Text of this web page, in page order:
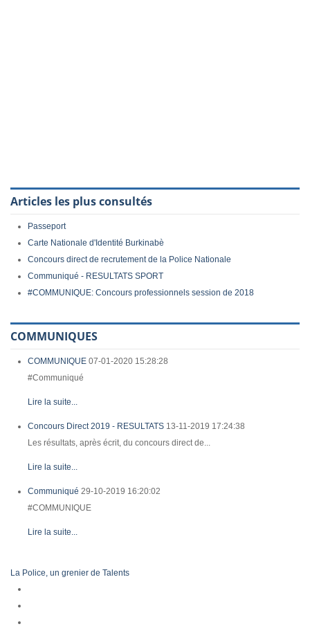
Articles les plus consultés
Passeport
Carte Nationale d'Identité Burkinabè
Concours direct de recrutement de la Police Nationale
Communiqué - RESULTATS SPORT
#COMMUNIQUE: Concours professionnels session de 2018
COMMUNIQUES
COMMUNIQUE 07-01-2020 15:28:28
#Communiqué
Lire la suite...
Concours Direct 2019 - RESULTATS 13-11-2019 17:24:38
Les résultats, après écrit, du concours direct de...
Lire la suite...
Communiqué 29-10-2019 16:20:02
#COMMUNIQUE
Lire la suite...
La Police, un grenier de Talents